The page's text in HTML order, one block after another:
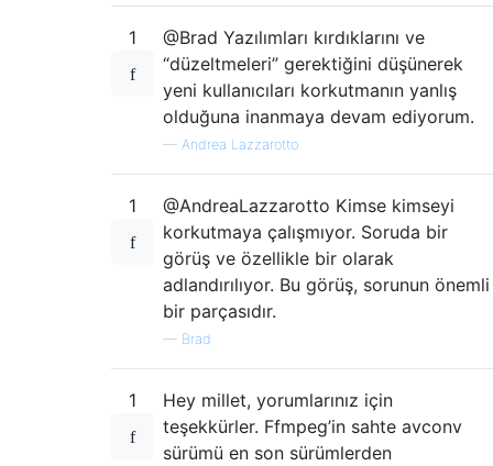
1
@Brad Yazılımları kırdıklarını ve
“düzeltmeleri” gerektiğini düşünerek
yeni kullanıcıları korkutmanın yanlış
olduğuna inanmaya devam ediyorum.
— Andrea Lazzarotto
1
@AndreaLazzarotto Kimse kimseyi
korkutmaya çalışmıyor. Soruda bir
görüş ve özellikle bir olarak
adlandırılıyor. Bu görüş, sorunun önemli
bir parçasıdır.
— Brad
1
Hey millet, yorumlarınız için
teşekkürler. Ffmpeg’in sahte avconv
sürümü en son sürümlerden